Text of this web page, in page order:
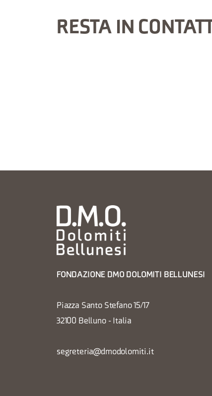
RESTA IN
FONDAZIONE DMO DOLOMITI BELLUNESI
Piazza Santo Stefano 15/17
32100 Belluno - Italia
segreteria@dmodolomiti.it